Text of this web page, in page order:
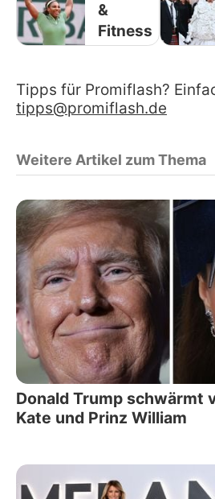
&
Fitness
Tipps für Promiflash?
tipps@promiflash.de
Weitere Artikel zum Thema
Donald Trump schwärmt
Kate und Prinz William